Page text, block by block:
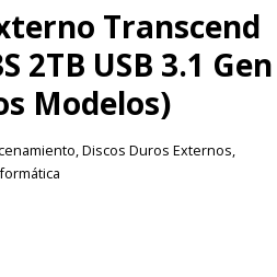
Transcend
2TB USB 3.1 Gen
Modelos)
,Discos Duros Externos,